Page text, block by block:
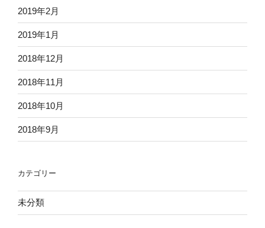
2019年2月
2019年1月
2018年12月
2018年11月
2018年10月
2018年9月
カテゴリー
未分類